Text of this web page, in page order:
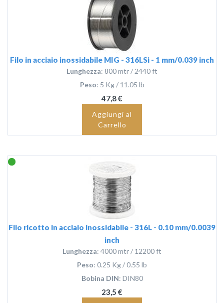
Filo in acciaio inossidabile MIG - 316LSi - 1 mm/0.039 inch
Lunghezza: 800 mtr / 2440 ft
Peso: 5 Kg / 11.05 lb
47,8 €
Aggiungi al
Carrello
Filo ricotto in acciaio inossidabile - 316L - 0.10 mm/0.0039
inch
Lunghezza: 4000 mtr / 12200 ft
Peso: 0.25 Kg / 0.55 lb
Bobina DIN: DIN80
23,5 €